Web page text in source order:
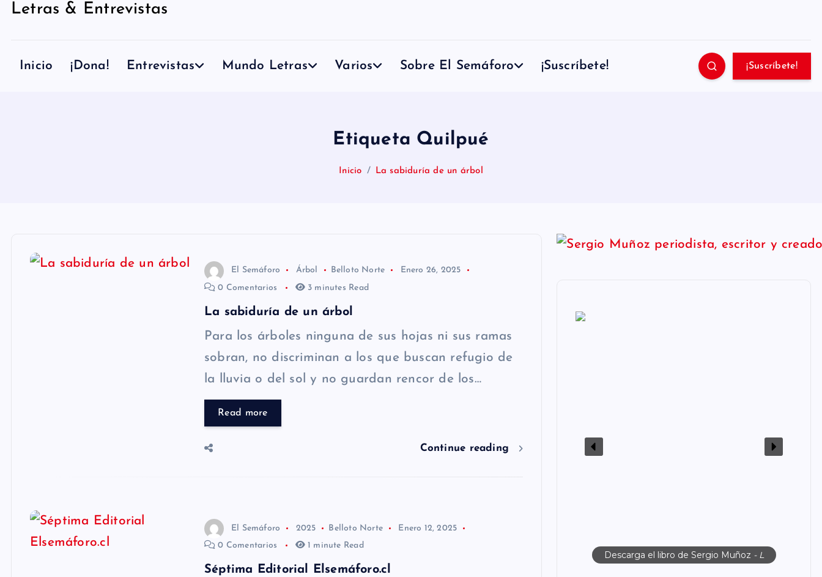
Letras & Entrevistas
Inicio ¡Dona! Entrevistas Mundo Letras Varios Sobre El Semáforo ¡Suscríbete! ¡Suscríbete!
Etiqueta Quilpué
Inicio La sabiduría de un árbol
El Semáforo Árbol Belloto Norte
Enero 26, 2025
0 Comentarios
3 minutes Read
La sabiduría de un árbol
Para los árboles ninguna de sus hojas ni sus ramas
sobran, no discriminan a los que buscan refugio de
la lluvia o del sol y no guardan rencor de los…
Read more
Continue reading
El Semáforo 2025 Belloto Norte
Enero 12, 2025
0 Comentarios
1 minute Read
Séptima Editorial Elsemáforo.cl
Descarga el libro de Sergio Muñoz - L